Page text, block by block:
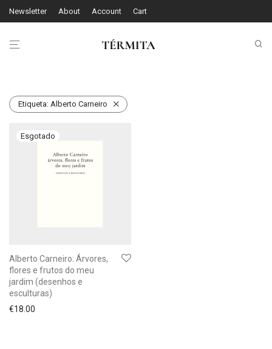
Newsletter About Account Cart
Etiqueta: Alberto Carneiro
Alberto Carneiro: Árvores,
flores e frutos do meu
jardim (desenhos e
esculturas)
€18.00